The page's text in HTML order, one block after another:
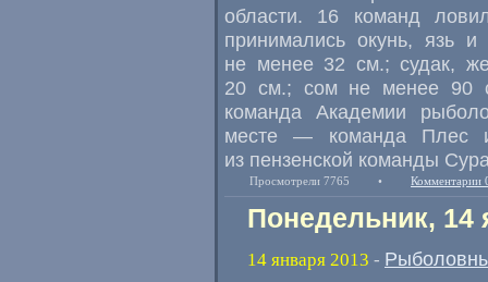
области. 16 команд
принимались окунь, язь
не менее 32 см.; судак,
20 см.; сом не менее 90
команда Академии
месте — команда Плес
из пензенской команды
Просмотрели 7765 • Комментарии
Понедельник, 14
14 января 2013 -